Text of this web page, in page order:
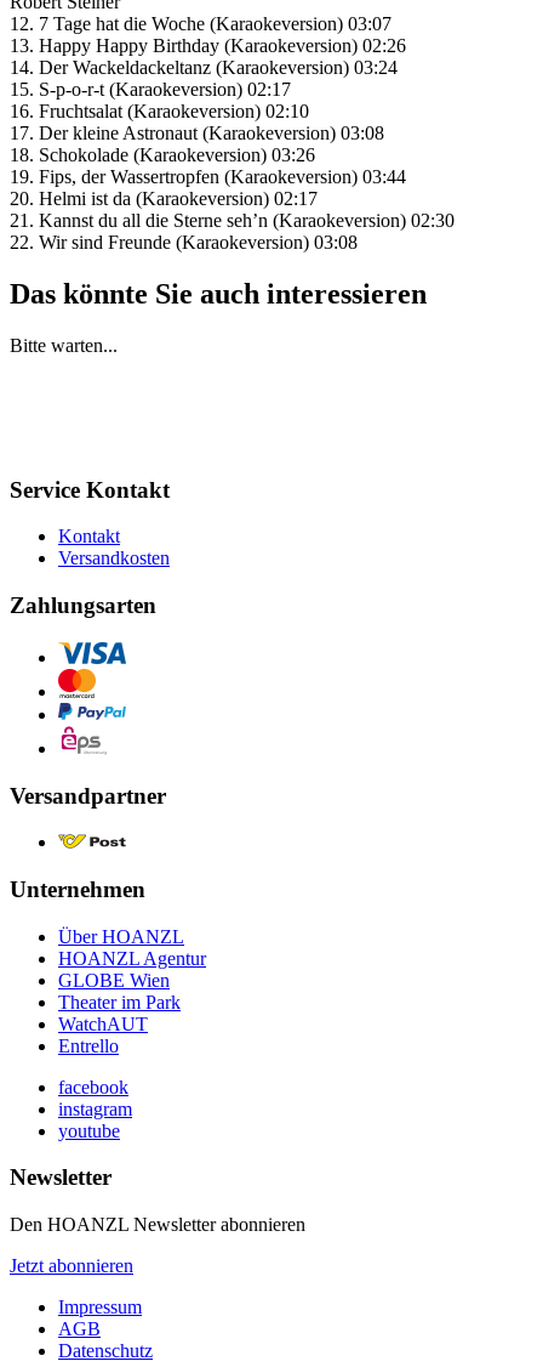
12. 7 Tage hat die Woche (Karaokeversion) 03:07
13. Happy Happy Birthday (Karaokeversion) 02:26
14. Der Wackeldackeltanz (Karaokeversion) 03:24
15. S-p-o-r-t (Karaokeversion) 02:17
16. Fruchtsalat (Karaokeversion) 02:10
17. Der kleine Astronaut (Karaokeversion) 03:08
18. Schokolade (Karaokeversion) 03:26
19. Fips, der Wassertropfen (Karaokeversion) 03:44
20. Helmi ist da (Karaokeversion) 02:17
21. Kannst du all die Sterne seh’n (Karaokeversion) 02:30
22. Wir sind Freunde (Karaokeversion) 03:08
Das könnte Sie auch interessieren
Bitte warten...
Service Kontakt
Kontakt
Versandkosten
Zahlungsarten
Versandpartner
Unternehmen
Über HOANZL
HOANZL Agentur
GLOBE Wien
Theater im Park
WatchAUT
Entrello
facebook
instagram
youtube
Newsletter
Den HOANZL Newsletter abonnieren
Jetzt abonnieren
Impressum
AGB
Datenschutz